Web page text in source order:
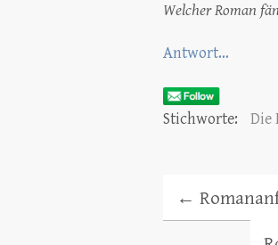
Welcher Roman
Antwort…
Stichworte: Die
←